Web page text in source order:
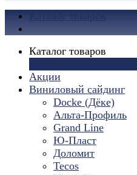
Каталог товаров
Акции
Виниловый сайдинг
Docke (Дёке)
Альта-Профиль
Grand Line
Ю-Пласт
Доломит
Tecos